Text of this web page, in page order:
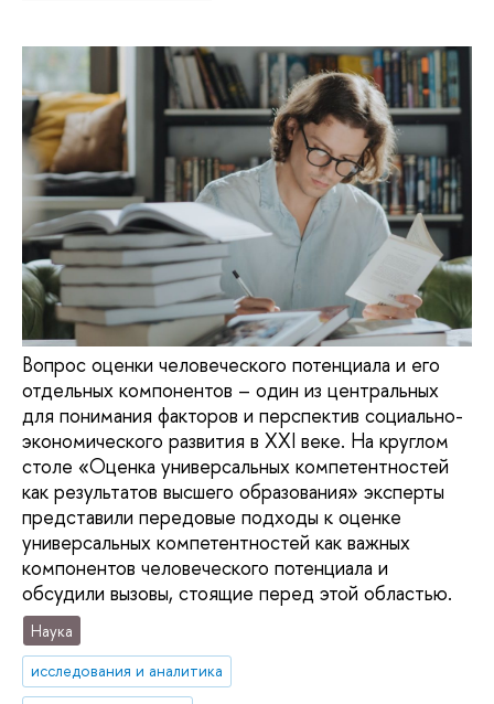
Вопрос оценки человеческого потенциала и его
отдельных компонентов – один из центральных
для понимания факторов и перспектив социально-
экономического развития в XXI веке. На круглом
столе «Оценка универсальных компетентностей
как результатов высшего образования» эксперты
представили передовые подходы к оценке
универсальных компетентностей как важных
компонентов человеческого потенциала и
обсудили вызовы, стоящие перед этой областью.
Наука
исследования и аналитика